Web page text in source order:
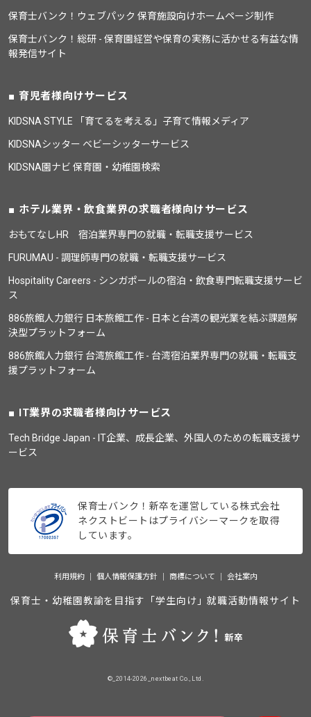
保育士バンク！ウェブパック 保育施設向けホームページ制作
保育士バンク！総研 - 保育園経営や保育の実務に活かせる有益な情
報発信サイト
育児者様向けサービス
KIDSNA STYLE 「育てるを考える」子育て情報メディア
KIDSNAシッター ベビーシッターサービス
KIDSNA園ナビ 保育園・幼稚園検索
ホテル業界・飲食業界の求職者様向けサービス
おもてなしHR 宿泊業界専門の就職・転職支援サービス
FURUMAU - 調理師専門の就職・転職支援サービス
Hospitality Careers - シンガポールの宿泊・飲食専門転職支援サービ
ス
886旅館人力銀行 日本旅館工作 - 日本と台湾の観光業を結ぶ課題解
決型プラットフォーム
886旅館人力銀行 台湾旅館工作 - 台湾宿泊業界専門の就職・転職支
援プラットフォーム
IT業界の求職者様向けサービス
Tech Bridge Japan - IT企業、成長企業、外国人のための転職支援サ
ービス
保育士バンク！新卒を運営している株式会社
ネクストビートはプライバシーマークを取得
しています。
利用規約 個人情報保護方針 商標について 会社案内
保育士・幼稚園教諭を目指す「学生向け」就職活動情報サイト
©_2014-2026_nextbeat Co., Ltd.